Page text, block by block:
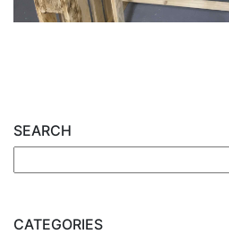
SEARCH
CATEGORIES